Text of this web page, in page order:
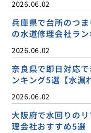
2026.06.02
兵庫県で台所のつ
の水道修理会社ラ
2026.06.02
奈良県で即日対応
ンキング5選【水漏
2026.06.02
大阪府で水回りの
理会社おすすめ5選